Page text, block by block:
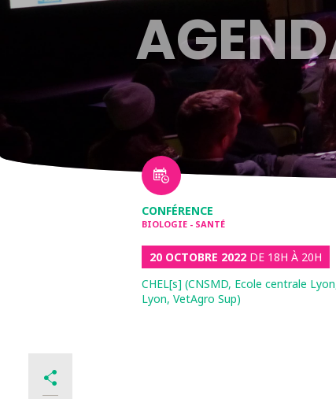
CONFÉRENCE
BIOLOGIE - SANTÉ
20 OCTOBRE 2022 DE 18H À 20H
CHEL[s] (CNSMD, Ecole centrale
Lyon, VetAgro Sup)